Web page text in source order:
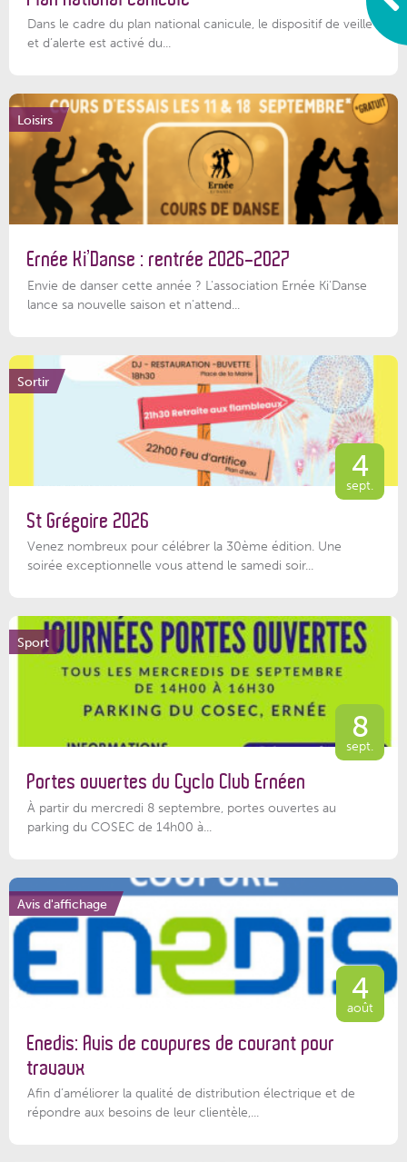
Dans le cadre du plan national canicule, le dispositif de veille
et d’alerte est activé du...
Loisirs
Ernée Ki’Danse : rentrée 2026-2027
Envie de danser cette année ? L'association Ernée Ki'Danse
lance sa nouvelle saison et n'attend...
Sortir
4
sept.
St Grégoire 2026
Venez nombreux pour célébrer la 30ème édition. Une
soirée exceptionnelle vous attend le samedi soir...
Sport
8
sept.
Portes ouvertes du Cyclo Club Ernéen
À partir du mercredi 8 septembre, portes ouvertes au
parking du COSEC de 14h00 à...
Avis d'affichage
4
août
Enedis: Avis de coupures de courant pour
travaux
Afin d’améliorer la qualité de distribution électrique et de
répondre aux besoins de leur clientèle,...